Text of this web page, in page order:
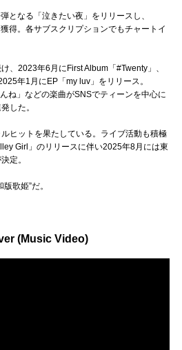
となる「泣きたい夜」をリリースし、
得。各サブスクリプションでもチャートイ
、2023年6月にFirst Album「#Twenty」、
年1月にEP「my luv」をリリース。
ね」などの楽曲がSNSでティーンを中心に
した。
ヒットを果たしている。ライブ活動も積極
Girl」のリリースに伴い2025年8月には東
定。
歌姫”だ。
(Music Video)